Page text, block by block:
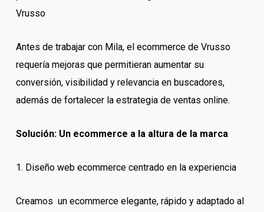
Vrusso
Antes de trabajar con Mila, el ecommerce de Vrusso
requería mejoras que permitieran aumentar su
conversión, visibilidad y relevancia en buscadores,
además de fortalecer la estrategia de ventas online.
Solución: Un ecommerce a la altura de la marca
1. Diseño web ecommerce centrado en la experiencia
Creamos un ecommerce elegante, rápido y adaptado al